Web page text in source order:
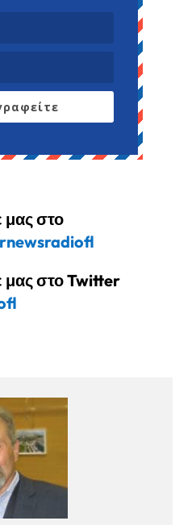
στο
στο Twitter